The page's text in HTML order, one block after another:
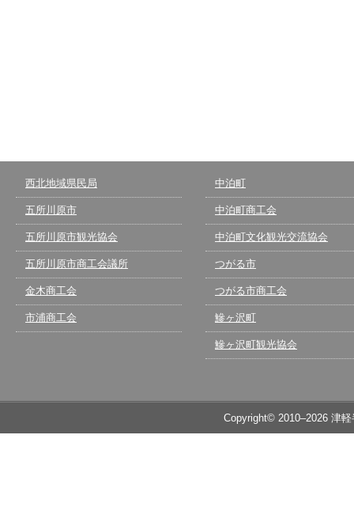
西北地域県民局
五所川原市
五所川原市観光協会
五所川原市商工会議所
金木商工会
市浦商工会
中泊町
中泊町商工会
中泊町文化観光交流協会
つがる市
つがる市商工会
鰺ヶ沢町
鰺ヶ沢町観光協会
Copyright© 2010–2026 津